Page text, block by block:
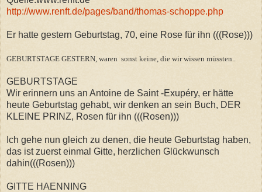
http://www.renft.de/pages/band/thomas-schoppe.php
Er hatte gestern Geburtstag, 70, eine Rose für ihn (((Rose)))
GEBURTSTAGE GESTERN, waren sonst keine, die wir wissen müssten..
GEBURTSTAGE
Wir erinnern uns an Antoine de Saint -Exupéry, er hätte
heute Geburtstag gehabt, wir denken an sein Buch, DER
KLEINE PRINZ, Rosen für ihn (((Rosen)))
Ich gehe nun gleich zu denen, die heute Geburtstag haben,
das ist zuerst einmal Gitte, herzlichen Glückwunsch
dahin(((Rosen)))
GITTE HAENNING